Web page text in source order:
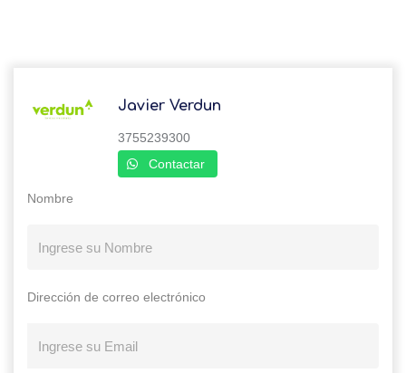
Javier Verdun
3755239300
Contactar
Nombre
Dirección de correo electrónico